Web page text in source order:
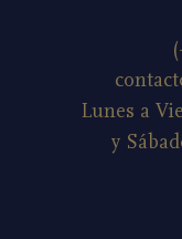
Lunes a
y